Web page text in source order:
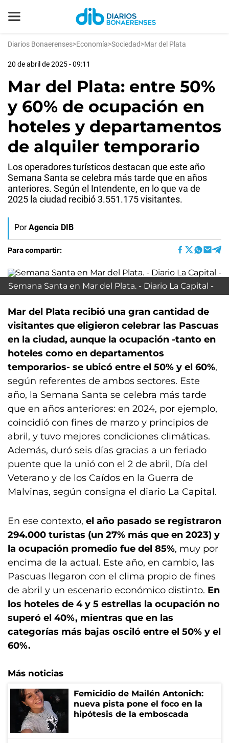
Diarios Bonaerenses>Economía>Sociedad>Mar del Plata
20 de abril de 2025 - 09:11
Mar del Plata: entre 50%
y 60% de ocupación en
hoteles y departamentos
de alquiler temporario
Los operadores turísticos destacan que este año
Semana Santa se celebra más tarde que en años
anteriores. Según el Intendente, en lo que va de
2025 la ciudad recibió 3.551.175 visitantes.
Por Agencia DIB
Para compartir:
Semana Santa en Mar del Plata. - Diario La Capital -
Mar del Plata recibió una gran cantidad de
visitantes que eligieron celebrar las Pascuas
en la ciudad, aunque la ocupación -tanto en
hoteles como en departamentos
temporarios- se ubicó entre el 50% y el 60%,
según referentes de ambos sectores. Este
año, la Semana Santa se celebra más tarde
que en años anteriores: en 2024, por ejemplo,
coincidió con fines de marzo y principios de
abril, y tuvo mejores condiciones climáticas.
Además, duró seis días gracias a un feriado
puente que la unió con el 2 de abril, Día del
Veterano y de los Caídos en la Guerra de
Malvinas, según consigna el diario La Capital.
En ese contexto, el año pasado se registraron
294.000 turistas (un 27% más que en 2023) y
la ocupación promedio fue del 85%, muy por
encima de la actual. Este año, en cambio, las
Pascuas llegaron con el clima propio de fines
de abril y un escenario económico distinto. En
los hoteles de 4 y 5 estrellas la ocupación no
superó el 40%, mientras que en las
categorías más bajas osciló entre el 50% y el
60%.
Más noticias
Femicidio de Mailén Antonich:
nueva pista pone el foco en la
hipótesis de la emboscada